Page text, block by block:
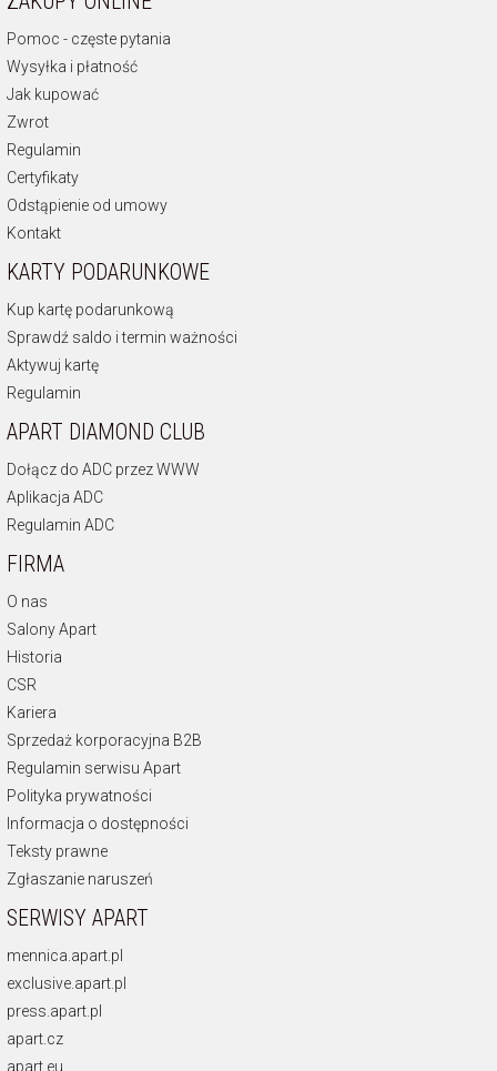
Pomoc - częste pytania
Wysyłka i płatność
Jak kupować
Zwrot
Regulamin
Certyfikaty
Odstąpienie od umowy
Kontakt
KARTY PODARUNKOWE
Kup kartę podarunkową
Sprawdź saldo i termin ważności
Aktywuj kartę
Regulamin
APART DIAMOND CLUB
Dołącz do ADC przez WWW
Aplikacja ADC
Regulamin ADC
FIRMA
O nas
Salony Apart
Historia
CSR
Kariera
Sprzedaż korporacyjna B2B
Regulamin serwisu Apart
Polityka prywatności
Informacja o dostępności
Teksty prawne
Zgłaszanie naruszeń
SERWISY APART
mennica.apart.pl
exclusive.apart.pl
press.apart.pl
apart.cz
apart.eu